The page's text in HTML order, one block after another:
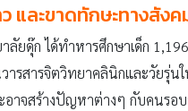
และขาดทักษะทางสังค
ยดุ๊ก ได้ทำหารศึกษาเด็ก
รสารจิตวิทยาคลินิกและวัยรุ่
ะอาจสร้างปัญหาต่างๆ กับคน